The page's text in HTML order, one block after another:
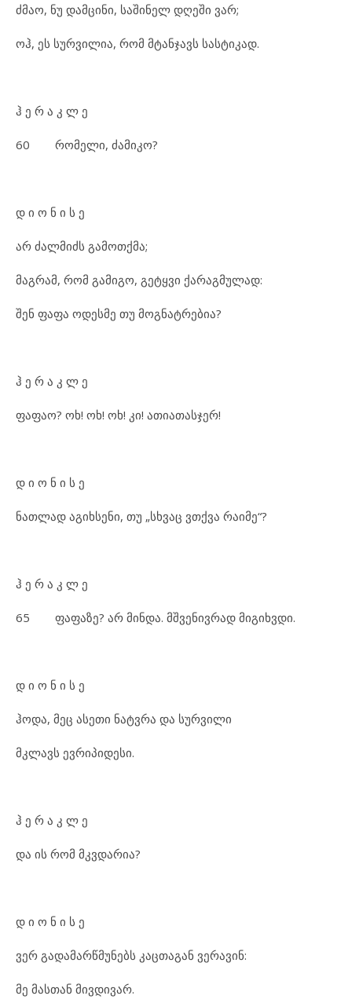
ძმაო, ნუ დამცინი, საშინელ დღეში ვარ;
ოჰ, ეს სურვილია, რომ მტანჯავს სასტიკად.
ჰ ე რ ა კ ლ ე
60 რომელი, ძამიკო?
დ ი ო ნ ი ს ე
არ ძალმიძს გამოთქმა;
მაგრამ, რომ გამიგო, გეტყვი ქარაგმულად:
შენ ფაფა ოდესმე თუ მოგნატრებია?
ჰ ე რ ა კ ლ ე
ფაფაო? ოხ! ოხ! ოხ! კი! ათიათასჯერ!
დ ი ო ნ ი ს ე
ნათლად აგიხსენი, თუ „სხვაც ვთქვა რაიმე“?
ჰ ე რ ა კ ლ ე
65 ფაფაზე? არ მინდა. მშვენივრად მიგიხვდი.
დ ი ო ნ ი ს ე
ჰოდა, მეც ასეთი ნატვრა და სურვილი
მკლავს ევრიპიდესი.
ჰ ე რ ა კ ლ ე
და ის რომ მკვდარია?
დ ი ო ნ ი ს ე
ვერ გადამარწმუნებს კაცთაგან ვერავინ:
მე მასთან მივდივარ.